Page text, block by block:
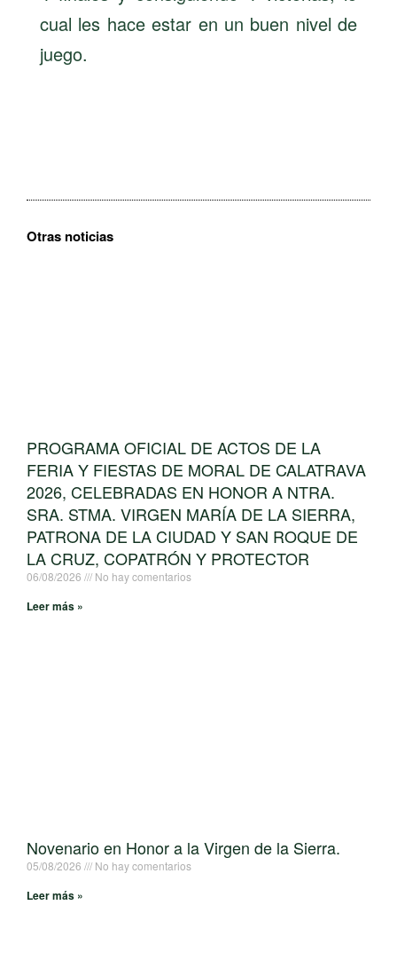
cual les hace estar en un buen nivel de
juego.
Otras noticias
PROGRAMA OFICIAL DE ACTOS DE LA
FERIA Y FIESTAS DE MORAL DE CALATRAVA
2026, CELEBRADAS EN HONOR A NTRA.
SRA. STMA. VIRGEN MARÍA DE LA SIERRA,
PATRONA DE LA CIUDAD Y SAN ROQUE DE
LA CRUZ, COPATRÓN Y PROTECTOR
06/08/2026 No hay comentarios
Leer más »
Novenario en Honor a la Virgen de la Sierra.
05/08/2026 No hay comentarios
Leer más »